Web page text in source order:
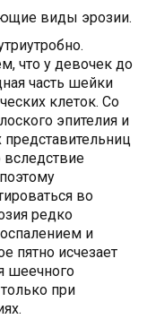
виды эрозии.
что у девочек до
часть шейки
клеток. Со
эпителия и
представительниц
вследствие
во
редко
и
пятно исчезает
шеечного
при